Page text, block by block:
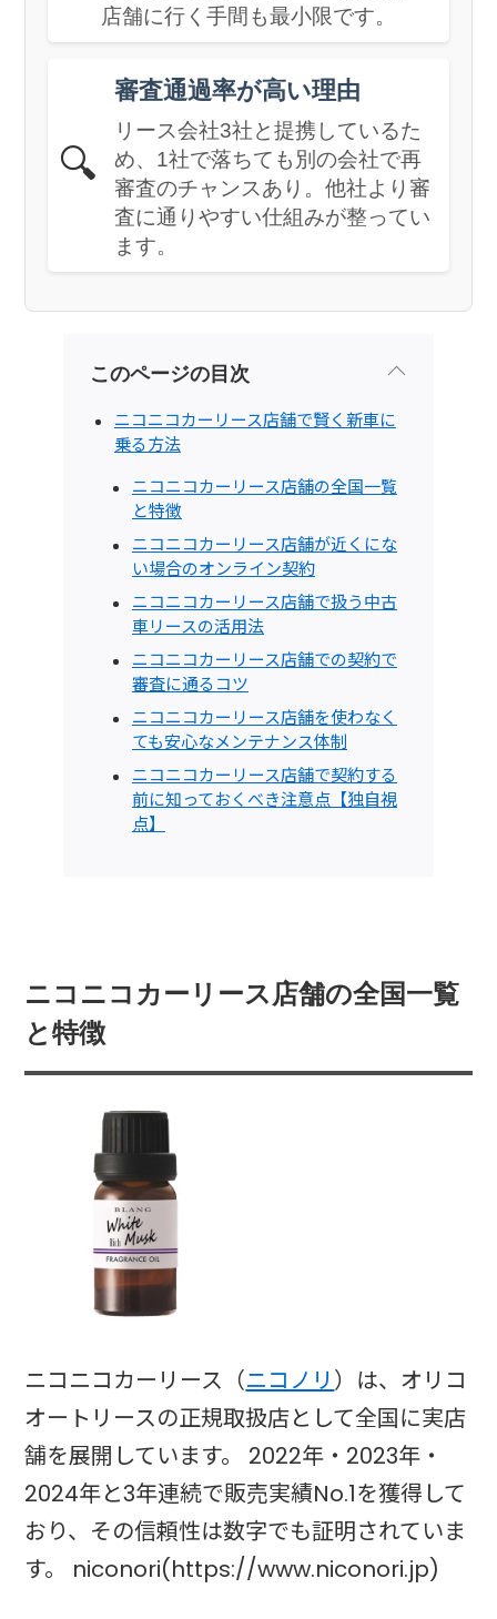
店舗に行く手間も最小限です。
🔍
審査通過率が高い理由
リース会社3社と提携しているた
め、1社で落ちても別の会社で再
審査のチャンスあり。他社より審
査に通りやすい仕組みが整ってい
ます。
このページの目次
ニコニコカーリース店舗で賢く新車に
乗る方法
ニコニコカーリース店舗の全国一覧
と特徴
ニコニコカーリース店舗が近くにな
い場合のオンライン契約
ニコニコカーリース店舗で扱う中古
車リースの活用法
ニコニコカーリース店舗での契約で
審査に通るコツ
ニコニコカーリース店舗を使わなく
ても安心なメンテナンス体制
ニコニコカーリース店舗で契約する
前に知っておくべき注意点【独自視
点】
ニコニコカーリース店舗の全国一覧
と特徴
ニコニコカーリース（ニコノリ ）は、オリコ
オートリースの正規取扱店として全国に実店
舗を展開しています。 2022年・2023年・
2024年と3年連続で販売実績No.1を獲得して
おり、その信頼性は数字でも証明されていま
す。 niconori(https://www.niconori.jp)